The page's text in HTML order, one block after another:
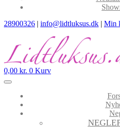
28900326 | info@lidtluksus.dk | Min
0,00 kr. 0 Kurv